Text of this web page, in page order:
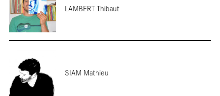
LAMBERT Thibaut
SIAM Mathieu